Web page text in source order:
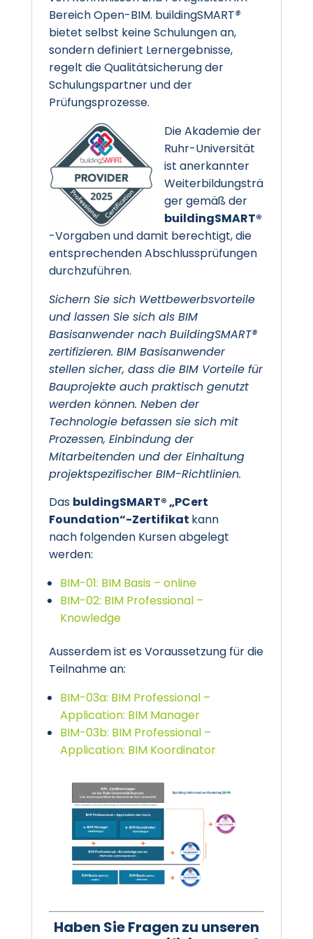
Bereich Open-BIM. buildingSMART®
bietet selbst keine Schulungen an,
sondern definiert Lernergebnisse,
regelt die Qualitätsicherung der
Schulungspartner und der
Prüfungsprozesse.
Die Akademie der
Ruhr-Universität
ist anerkannter
Weiterbildungsträ
ger gemäß der
buildingSMART®
-Vorgaben und damit berechtigt, die
entsprechenden Abschlussprüfungen
durchzuführen.
Sichern Sie sich Wettbewerbsvorteile
und lassen Sie sich als BIM
Basisanwender nach BuildingSMART®
zertifizieren. BIM Basisanwender
stellen sicher, dass die BIM Vorteile für
Bauprojekte auch praktisch genutzt
werden können. Neben der
Technologie befassen sie sich mit
Prozessen, Einbindung der
Mitarbeitenden und der Einhaltung
projektspezifischer BIM-Richtlinien.
Das buldingSMART® „PCert
Foundation“-Zertifikat kann
nach folgenden Kursen abgelegt
werden:
BIM-01: BIM Basis – online
BIM-02: BIM Professional –
Knowledge
Ausserdem ist es Voraussetzung für die
Teilnahme an:
BIM-03a: BIM Professional –
Application: BIM Manager
BIM-03b: BIM Professional –
Application: BIM Koordinator
Haben Sie Fragen zu unseren